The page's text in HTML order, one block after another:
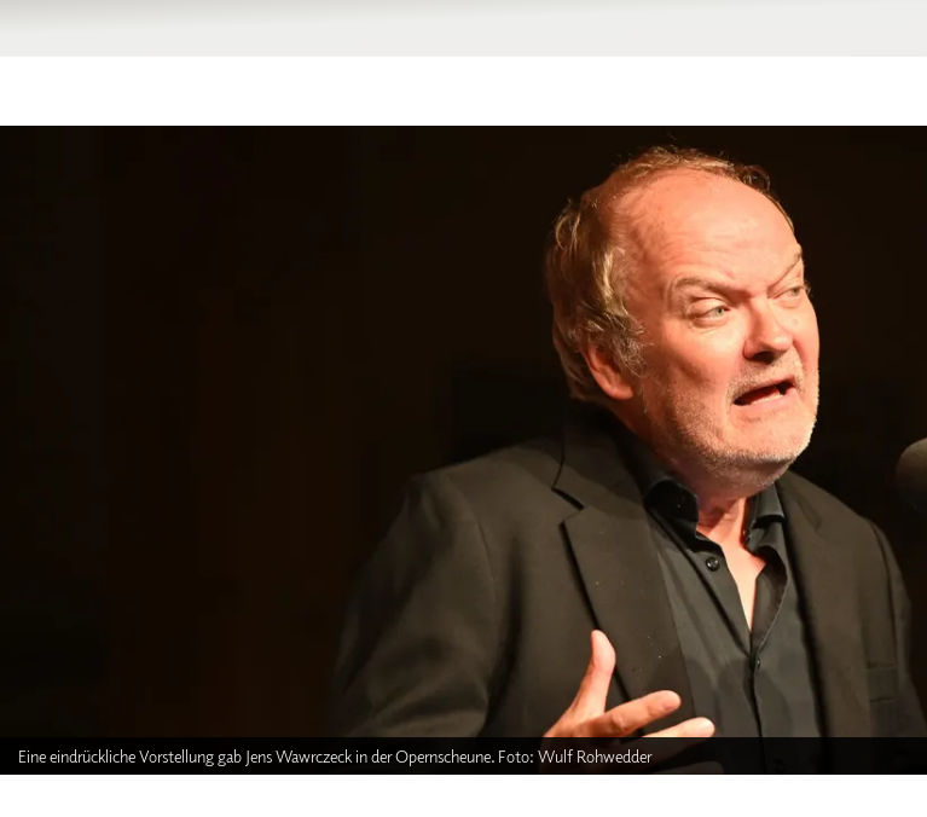
Eine eindrückliche Vorstellung gab Jens Wawrczeck in der Opernscheune. Foto: Wulf Rohwedder